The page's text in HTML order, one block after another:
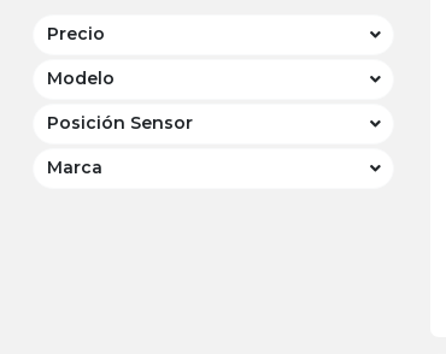
Precio
Modelo
Posición Sensor
Marca